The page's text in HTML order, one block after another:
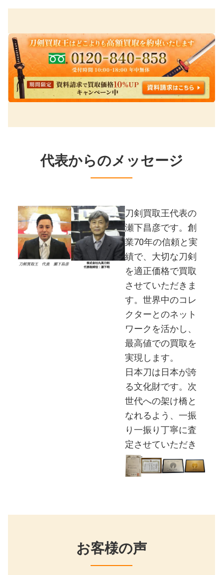
代表からのメッセージ
刀剣買取王代表の
瀬下昌彦です。創
業70年の信頼と実
績で、大切な刀剣
を適正価格で買取
させていただきま
す。世界中のコレ
クターとのネット
ワークを活かし、
最高値での買取を
実現します。
日本刀は日本が誇
る文化財です。次
世代への架け橋と
なれるよう、一振
り一振り丁寧に査
定させていただき
ます。
お客様の声